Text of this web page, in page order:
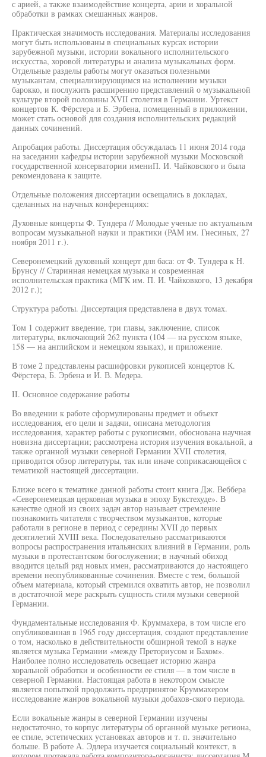
с арией, а также взаимодействие концерта, арии и хоральной
обработки в рамках смешанных жанров.
Практическая значимость исследования. Материалы исследования
могут быть использованы в специальных курсах истории
зарубежной музыки, истории вокального исполнительского
искусства, хоровой литературы и анализа музыкальных форм.
Отдельные разделы работы могут оказаться полезными
музыкантам, специализирующимся на исполнении музыки
барокко, и послужить расширению представлений о музыкальной
культуре второй половины XVII столетия в Германии. Уртекст
концертов К. Фёрстера и Б. Эрбена, помещенный в приложении,
может стать основой для создания исполнительских редакций
данных сочинений.
Апробация работы. Диссертация обсуждалась 11 июня 2014 года
на заседании кафедры истории зарубежной музыки Московской
государственной консерватории имениП. И. Чайковского и была
рекомендована к защите.
Отдельные положения диссертации освещались в докладах,
сделанных на научных конференциях:
Духовные концерты Ф. Тундера // Молодые ученые по актуальным
вопросам музыкальной науки и практики (РАМ им. Гнесиных, 27
ноября 2011 г.).
Северонемецкий духовный концерт для баса: от Ф. Тундера к Н.
Брунсу // Старинная немецкая музыка и современная
исполнительская практика (МГК им. П. И. Чайковкого, 13 декабря
2012 г.);
Структура работы. Диссертация представлена в двух томах.
Том 1 содержит введение, три главы, заключение, список
литературы, включающий 262 пункта (104 — на русском языке,
158 — на английском и немецком языках), и приложение.
В томе 2 представлены расшифровки рукописей концертов К.
Фёрстера, Б. Эрбена и И. В. Медера.
II. Основное содержание работы
Во введении к работе сформулированы предмет и объект
исследования, его цели и задачи, описана методология
исследования, характер работы с рукописями, обоснована научная
новизна диссертации; рассмотрена история изучения вокальной, а
также органной музыки северной Германии XVII столетия,
приводится обзор литературы, так или иначе соприкасающейся с
тематикой настоящей диссертации.
Ближе всего к тематике данной работы стоит книга Дж. Веббера
«Северонемецкая церковная музыка в эпоху Букстехуде». В
качестве одной из своих задач автор называет стремление
познакомить читателя с творчеством музыкантов, которые
работали в регионе в период с середины XVII до первых
десятилетий XVIII века. Последовательно рассматриваются
вопросы распространения итальянских влияний в Германии, роль
музыки в протестантском богослужении; в научный обиход
вводится целый ряд новых имен, рассматриваются до настоящего
времени неопубликованные сочинения. Вместе с тем, большой
объем материала, который стремился охватить автор, не позволил
в достаточной мере раскрыть сущность стиля музыки северной
Германии.
Фундаментальные исследования Ф. Круммахера, в том числе его
опубликованная в 1965 году диссертация, создают представление
о том, насколько в действительности обширной темой в науке
является музыка Германии «между Преториусом и Бахом».
Наиболее полно исследователь освещает историю жанра
хоральной обработки и особенности ее стиля — в том числе в
северной Германии. Настоящая работа в некотором смысле
является попыткой продолжить предпринятое Круммахером
исследование жанров вокальной музыки добахов-ского периода.
Если вокальные жанры в северной Германии изучены
недостаточно, то корпус литературы об органной музыке региона,
ее стиле, эстетических установках авторов и т. п. значительно
больше. В работе А. Эдлера изучается социальный контекст, в